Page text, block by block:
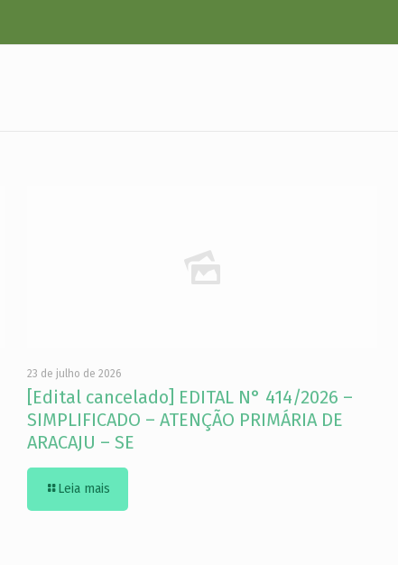
23 de julho de 2026
[Edital cancelado] EDITAL N° 414/2026 –
SIMPLIFICADO – ATENÇÃO PRIMÁRIA DE
ARACAJU – SE
Leia mais